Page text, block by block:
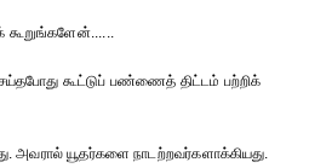
கூறுங்களேன்......
கூட்டுப் பண்ணைத் திட்டம் பற்றிக்
அவரால் யூதர்களை நாடற்றவர்களாக்கியது.